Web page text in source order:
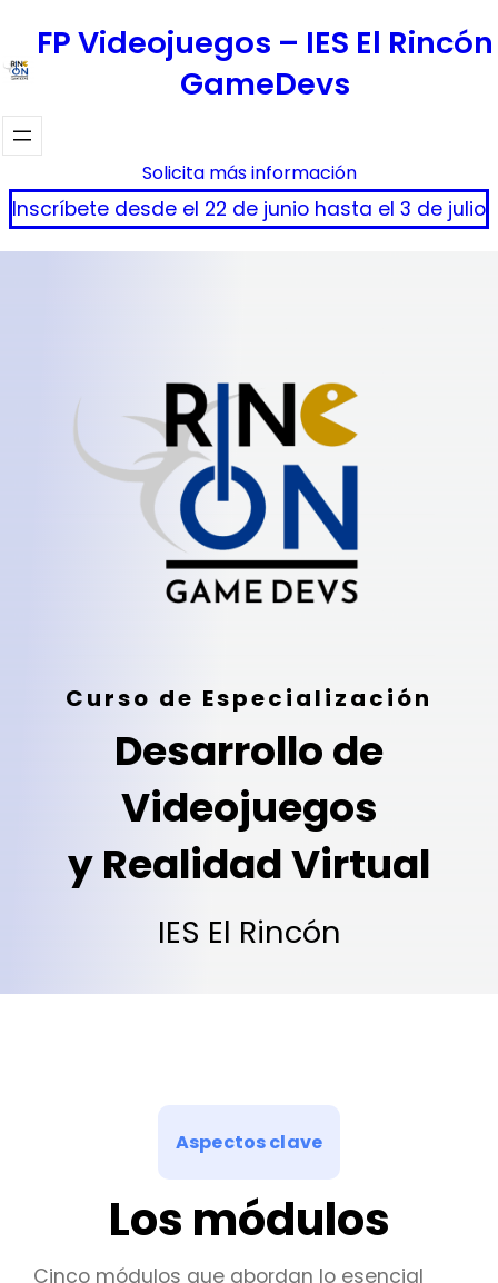
contenido
FP Videojuegos – IES El Rincón
GameDevs
Solicita más información
Inscríbete desde el 22 de junio hasta el 3 de julio
Curso de Especialización
Desarrollo de
Videojuegos
y Realidad Virtual
IES El Rincón
Aspectos clave
Los módulos
Cinco módulos que abordan lo esencial